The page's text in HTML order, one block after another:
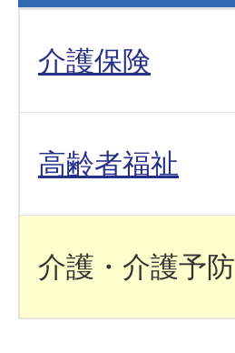
介護保険
高齢者福祉
介護・介護予防